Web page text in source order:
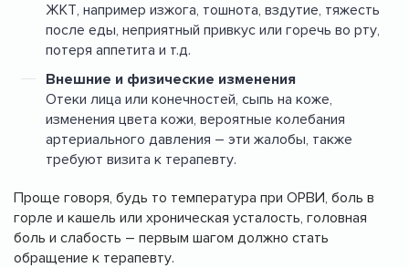
ЖКТ, например изжога, тошнота, вздутие, тяжесть
после еды, неприятный привкус или горечь во рту,
потеря аппетита и т.д.
Внешние и физические изменения
Отеки лица или конечностей, сыпь на коже,
изменения цвета кожи, вероятные колебания
артериального давления – эти жалобы, также
требуют визита к терапевту.
Проще говоря, будь то температура при ОРВИ, боль в
горле и кашель или хроническая усталость, головная
боль и слабость – первым шагом должно стать
обращение к терапевту.